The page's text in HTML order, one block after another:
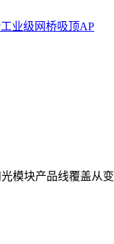
工业级网桥吸顶AP
模块产品线覆盖从